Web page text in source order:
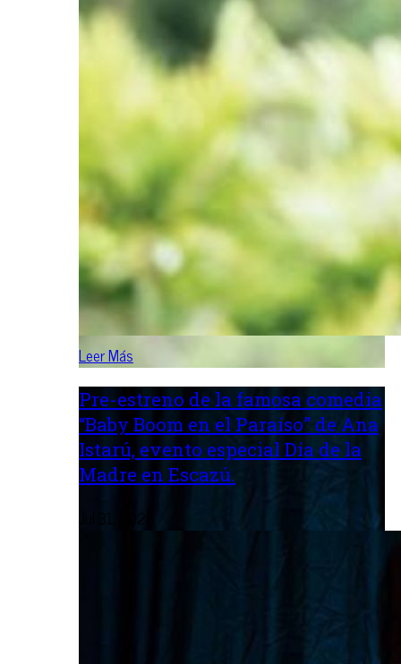
Leer Más
Pre-estreno de la famosa comedia
“Baby Boom en el Paraíso” de Ana
Istarú, evento especial Día de la
Madre en Escazú.
Jul 31, 2026